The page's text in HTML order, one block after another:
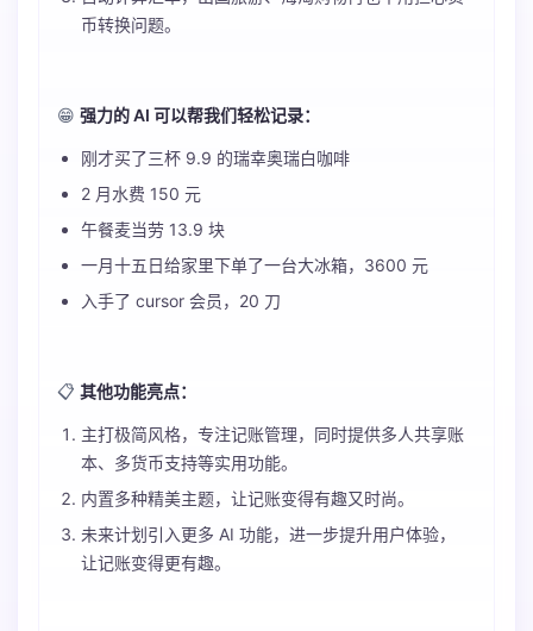
币转换问题。
😁 强力的 AI 可以帮我们轻松记录：
刚才买了三杯 9.9 的瑞幸奥瑞白咖啡
2 月水费 150 元
午餐麦当劳 13.9 块
一月十五日给家里下单了一台大冰箱，3600 元
入手了 cursor 会员，20 刀
📋 其他功能亮点：
主打极简风格，专注记账管理，同时提供多人共享账
本、多货币支持等实用功能。
内置多种精美主题，让记账变得有趣又时尚。
未来计划引入更多 AI 功能，进一步提升用户体验，
让记账变得更有趣。